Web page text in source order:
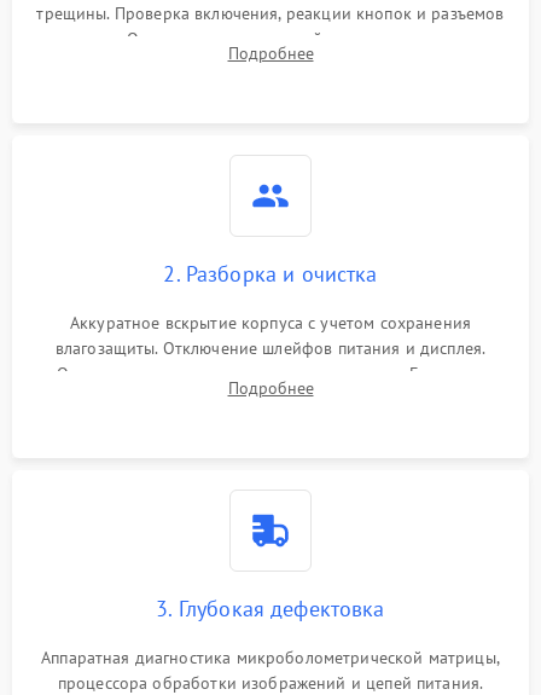
трещины. Проверка включения, реакции кнопок и разъемов
зарядки. Оценка вывода тепловой сигнатуры на экран,
проверка базовых функций и считывание системных
Подробнее
2. Разборка и очистка
Аккуратное вскрытие корпуса с учетом сохранения
влагозащиты. Отключение шлейфов питания и дисплея.
Очистка внутренних плат от окислов и пыли. Бережная
обработка германиевого объектива специализированными
Подробнее
3. Глубокая дефектовка
Аппаратная диагностика микроболометрической матрицы,
процессора обработки изображений и цепей питания.